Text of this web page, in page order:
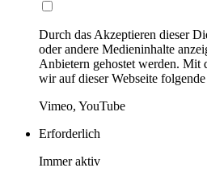
Durch das Akzeptieren dieser
oder andere Medieninhalte
Anbietern gehostet werden. Mit
wir auf dieser Webseite
Vimeo, YouTube
Erforderlich
Immer aktiv